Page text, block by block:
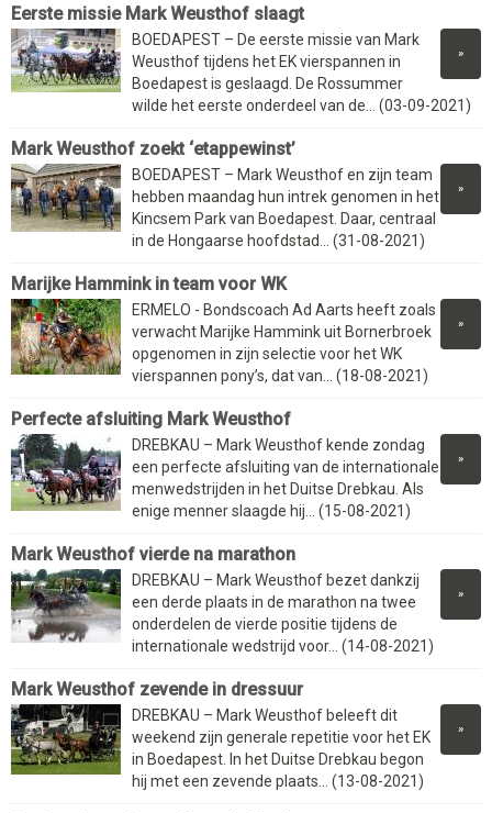
Eerste missie Mark Weusthof slaagt
»
BOEDAPEST – De eerste missie van Mark
Weusthof tijdens het EK vierspannen in
Boedapest is geslaagd. De Rossummer
wilde het eerste onderdeel van de... (03-09-2021)
Mark Weusthof zoekt ‘etappewinst’
»
BOEDAPEST – Mark Weusthof en zijn team
hebben maandag hun intrek genomen in het
Kincsem Park van Boedapest. Daar, centraal
in de Hongaarse hoofdstad... (31-08-2021)
Marijke Hammink in team voor WK
»
ERMELO - Bondscoach Ad Aarts heeft zoals
verwacht Marijke Hammink uit Bornerbroek
opgenomen in zijn selectie voor het WK
vierspannen pony’s, dat van... (18-08-2021)
Perfecte afsluiting Mark Weusthof
»
DREBKAU – Mark Weusthof kende zondag
een perfecte afsluiting van de internationale
menwedstrijden in het Duitse Drebkau. Als
enige menner slaagde hij... (15-08-2021)
Mark Weusthof vierde na marathon
»
DREBKAU – Mark Weusthof bezet dankzij
een derde plaats in de marathon na twee
onderdelen de vierde positie tijdens de
internationale wedstrijd voor... (14-08-2021)
Mark Weusthof zevende in dressuur
»
DREBKAU – Mark Weusthof beleeft dit
weekend zijn generale repetitie voor het EK
in Boedapest. In het Duitse Drebkau begon
hij met een zevende plaats... (13-08-2021)